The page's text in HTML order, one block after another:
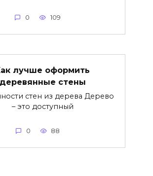
0 109
лучше оформить
деревянные стены
стен из дерева Дерево
– это доступный
0 88